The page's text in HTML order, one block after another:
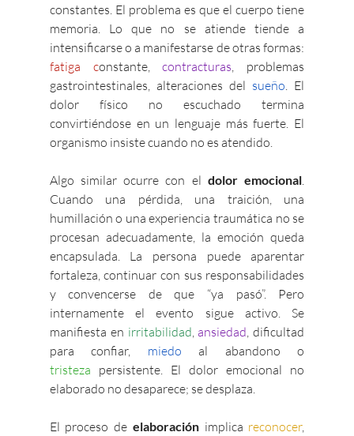
constantes. El problema es que el cuerpo tiene
memoria. Lo que no se atiende tiende a
fatiga constante, contracturas , problemas
gastrointestinales, alteraciones del sueño . El
dolor físico no escuchado termina
convirtiéndose en un lenguaje más fuerte. El
organismo insiste cuando no es atendido.
Algo similar ocurre con el dolor emocional
Cuando una pérdida, una traición, una
humillación o una experiencia traumática no se
procesan adecuadamente, la emoción queda
encapsulada. La persona puede aparentar
fortaleza, continuar con sus responsabilidades
y convencerse de que “ya pasó”. Pero
internamente el evento sigue activo. Se
manifiesta en irritabilidad ansiedad , dificultad
para confiar, miedo
tristeza persistente. El dolor emocional no
elaborado no desaparece; se desplaza.
El proceso de elaboración implica reconocer